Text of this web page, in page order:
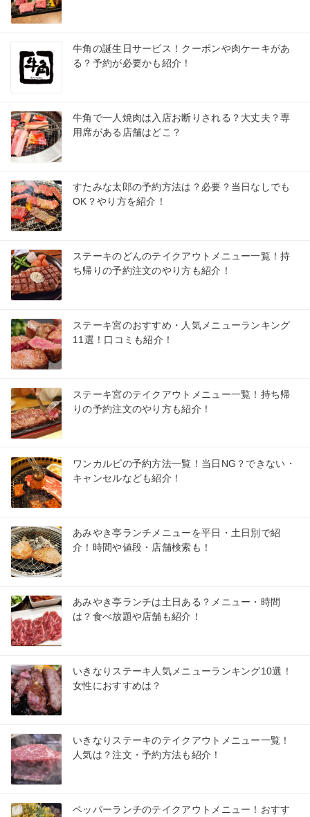
牛角の誕生日サービス！クーポンや肉ケーキがあ
る？予約が必要かも紹介！
牛角で一人焼肉は入店お断りされる？大丈夫？専
用席がある店舗はどこ？
すたみな太郎の予約方法は？必要？当日なしでも
OK？やり方を紹介！
ステーキのどんのテイクアウトメニュー一覧！持
ち帰りの予約注文のやり方も紹介！
ステーキ宮のおすすめ・人気メニューランキング
11選！口コミも紹介！
ステーキ宮のテイクアウトメニュー一覧！持ち帰
りの予約注文のやり方も紹介！
ワンカルビの予約方法一覧！当日NG？できない・
キャンセルなども紹介！
あみやき亭ランチメニューを平日・土日別で紹
介！時間や値段・店舗検索も！
あみやき亭ランチは土日ある？メニュー・時間
は？食べ放題や店舗も紹介！
いきなりステーキ人気メニューランキング10選！
女性におすすめは？
いきなりステーキのテイクアウトメニュー一覧！
人気は？注文・予約方法も紹介！
ペッパーランチのテイクアウトメニュー！おすす